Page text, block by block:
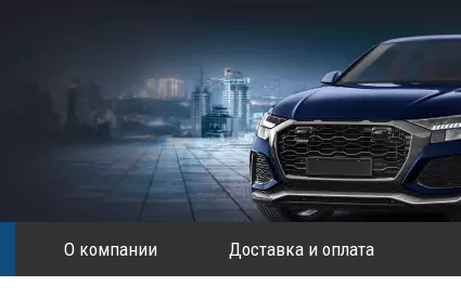
О компании Доставка и оплата